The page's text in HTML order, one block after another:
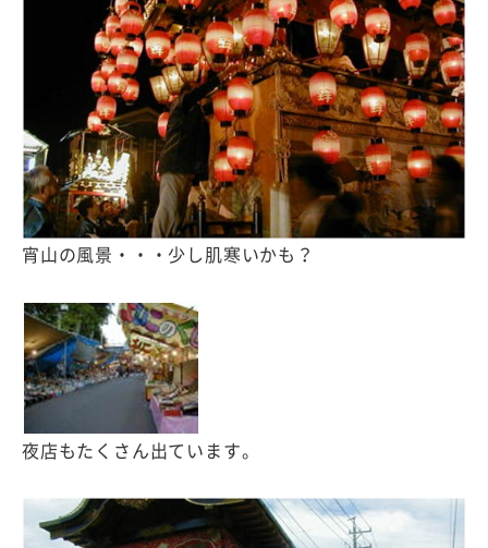
宵山の風景・・・少し肌寒いかも？
夜店もたくさん出ています。